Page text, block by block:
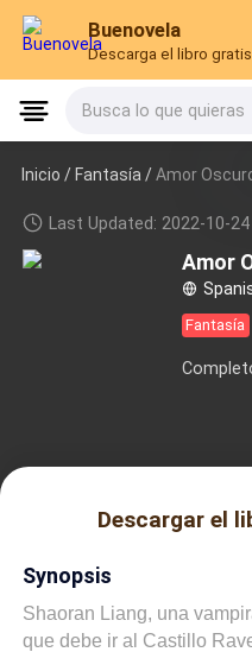
Buenovela
Descarga el libro
Busca lo que quieras
Inicio /Fantasía /Amor
Last Updated: 2022-10-24
Amor
Fantasía
Descargar el
Synopsis
Shaoran Liang, una
que debe ir al Castillo